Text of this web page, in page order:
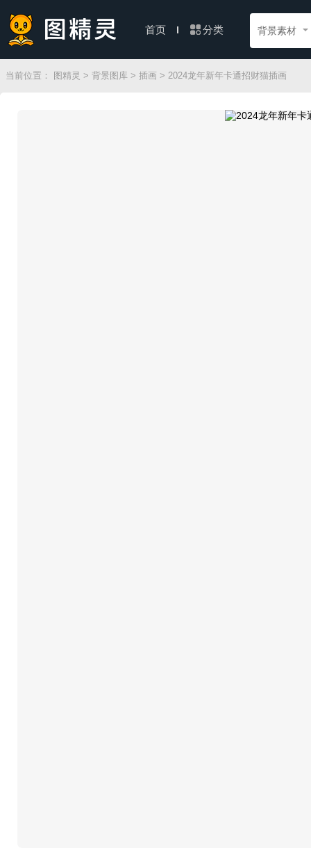
首页 分类 背景素材
当前位置： 图精灵 > 背景图库 > 插画 > 2024龙年新年卡通招财猫插画